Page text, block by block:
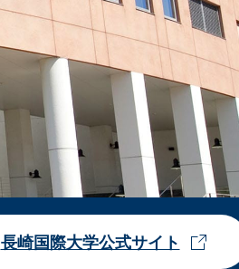
長崎国際大学公式サイト